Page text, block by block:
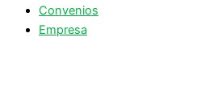
Convenios
Empresa